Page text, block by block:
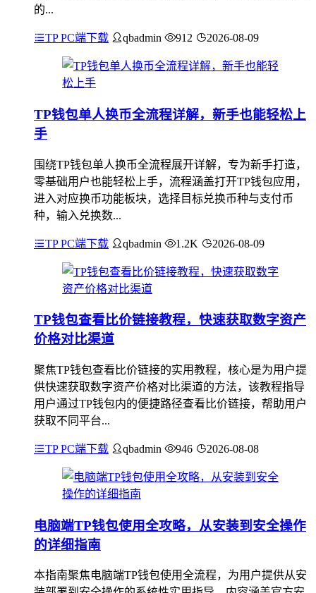
的...
TP PC端下载 qbadmin 912 2026-08-09
TP钱包单人换币全流程详解，新手也能轻松上
手
围绕TP钱包单人换币全流程展开详解，专为新手打造，
零基础用户也能轻松上手，流程涵盖打开TP钱包应用，
进入对应换币功能板块，选择目标兑换币种与支付币
种，输入兑换数...
TP PC端下载 qbadmin 1.2K 2026-08-09
TP钱包查看比价链接教程，快速获取数字资产
价格对比渠道
聚焦TP钱包查看比价链接的实用教程，核心是为用户提
供快速获取数字资产价格对比渠道的方法，该教程指导
用户通过TP钱包内的便捷路径查看比价链接，帮助用户
获取不同平台...
TP PC端下载 qbadmin 946 2026-08-08
电脑端TP钱包使用全攻略，从安装到安全操作
的详细指南
本指南聚焦电脑端TP钱包使用全流程，为用户提供从安